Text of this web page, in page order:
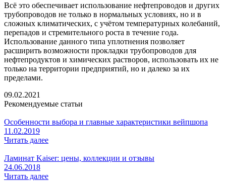
Всё это обеспечивает использование нефтепроводов и других
трубопроводов не только в нормальных условиях, но и в
сложных климатических, с учётом температурных колебаний,
перепадов и стремительного роста в течение года.
Использование данного типа уплотнения позволяет
расширить возможности прокладки трубопроводов для
нефтепродуктов и химических растворов, использовать их не
только на территории предприятий, но и далеко за их
пределами.
09.02.2021
Рекомендуемые статьи
Особенности выбора и главные характеристики вейпшопа
11.02.2019
Читать далее
Ламинат Kaiser: цены, коллекции и отзывы
24.06.2018
Читать далее